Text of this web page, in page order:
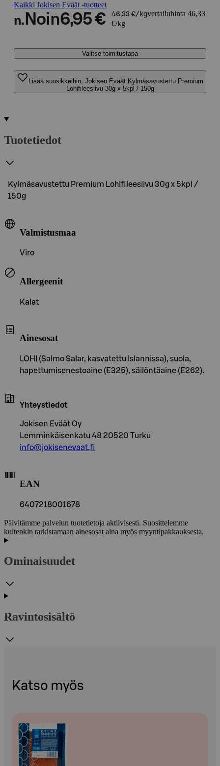
Kaikki Jokisen Eväät -tuotteet
n. Noin6,95 € 46,33 €/kgvertailuhinta 46,33
€/kg
Valitse toimitustapa
Lisää suosikkeihin, Jokisen Eväät Kylmäsavustettu Premium
Lohifileesiivu 30g x 5kpl / 150g
Tuotetiedot
Kylmäsavustettu Premium Lohifileesiivu 30g x 5kpl /
150g
Valmistusmaa
Viro
Allergeenit
Kalat
Ainesosat
LOHI (Salmo Salar, kasvatettu Islannissa), suola,
hapettumisenestoaine (E325), säilöntäaine (E262).
Yhteystiedot
Jokisen Eväät Oy
Lemminkäisenkatu 48 20520 Turku
info@jokisenevaat.fi
EAN
6407218001678
Päivitämme palvelun tuotetietoja aktiivisesti. Suosittelemme
kuitenkin tarkistamaan ainesosat aina myös myyntipakkauksesta.
Ominaisuudet
Ravintosisältö
Katso myös